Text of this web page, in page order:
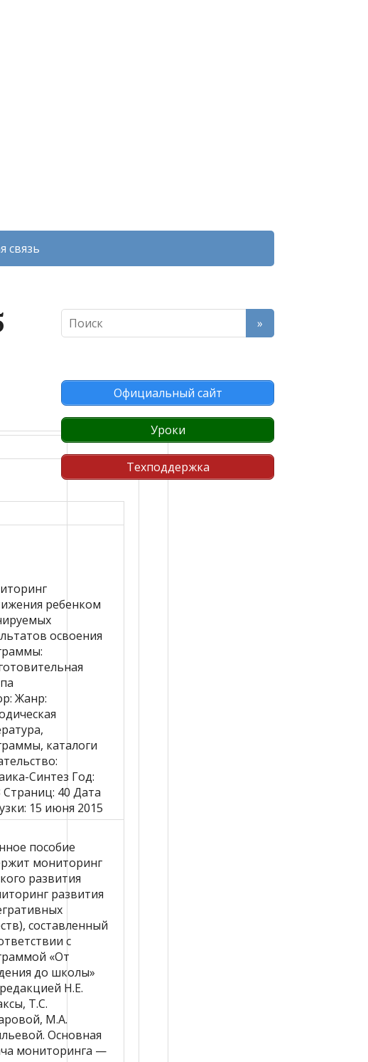
связь
ребенком
освоения
Жанр:
каталоги
Синтез Год:
Страниц: 40 Дата
15 июня 2015
пособие
мониторинг
развития
развития
составленный
с
«От
до школы»
Н.Е.
Т.С.
М.А.
Основная
мониторинга —
Официальный сайт
Уроки
Техподдержка